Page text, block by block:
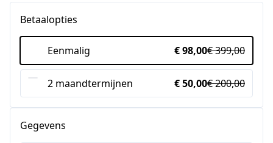
Betaalopties
Eenmalig € 98,00€ 399,00
2 maandtermijnen € 50,00€ 200,00
Gegevens